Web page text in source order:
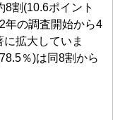
割(10.6ポイント
年の調査開始から4
拡大していま
％)は同8割から